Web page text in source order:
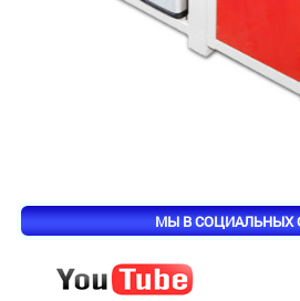
МЫ В СОЦИАЛЬНЫХ